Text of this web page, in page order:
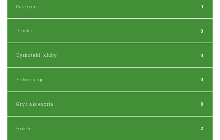
Catering 1
Domki 0
Dyskoteki, kluby 0
Fotorelacje 0
Gry i akcesoria 0
Hotele 2